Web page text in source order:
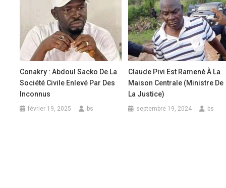
Conakry : Abdoul Sacko De La
Société Civile Enlevé Par Des
Inconnus
février 19, 2025 bs
Claude Pivi Est Ramené À La
Maison Centrale (ministre De
La Justice)
septembre 19, 2024 bs